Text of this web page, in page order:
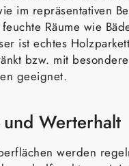
im repräsentativen
Räume wie
ist echtes
bzw. mit
geeignet.
Werterhalt
werden